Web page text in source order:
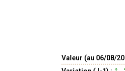
Valeur (au 06/08/